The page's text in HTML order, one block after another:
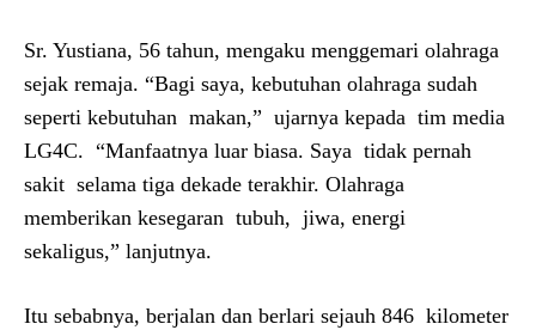
Sr. Yustiana, 56 tahun, mengaku menggemari olahraga
sejak remaja. “Bagi saya, kebutuhan olahraga sudah
seperti kebutuhan makan,” ujarnya kepada tim media
LG4C. “Manfaatnya luar biasa. Saya tidak pernah
sakit selama tiga dekade terakhir. Olahraga
memberikan kesegaran tubuh, jiwa, energi
sekaligus,” lanjutnya.
Itu sebabnya, berjalan dan berlari sejauh 846 kilometer